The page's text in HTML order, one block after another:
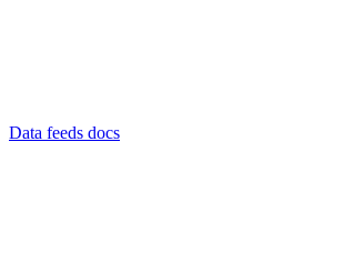
Data feeds docs